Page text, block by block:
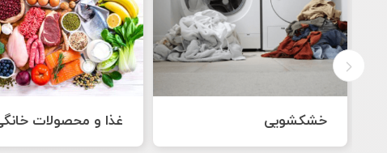
غذا و محصولات خانگی نرم افزارها